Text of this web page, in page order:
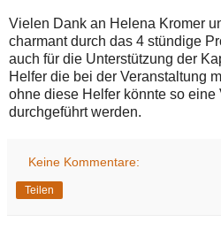
Vielen Dank an Helena Kromer
charmant durch das 4 stündige
auch für die Unterstützung der
Helfer die bei der Veranstaltung
ohne diese Helfer könnte so eine
durchgeführt werden.
Keine Kommentare:
Teilen